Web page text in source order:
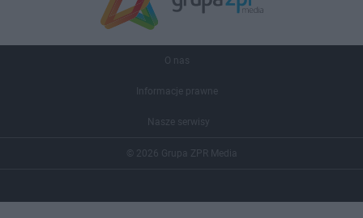
O nas
Informacje prawne
Nasze serwisy
© 2026 Grupa ZPR Media